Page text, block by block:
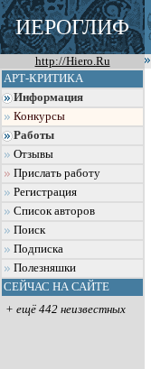
ИЕРОГЛИФ
http://Hiero.Ru
АРТ-КРИТИКА
Информация
Конкурсы
Работы
Отзывы
Прислать работу
Регистрация
Список авторов
Поиск
Подписка
Полезняшки
СЕЙЧАС НА САЙТЕ
+ ещё 442 неизвестных